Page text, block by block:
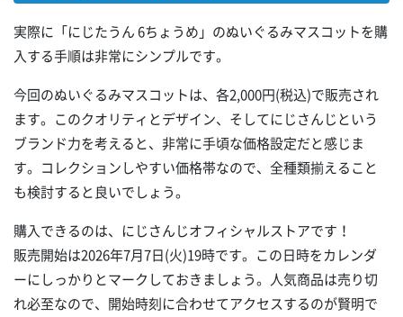
実際に「にじたうん 6ちょうめ」のぬいぐるみマスコットを購
入する手順は非常にシンプルです。
今回のぬいぐるみマスコットは、各2,000円(税込)で販売され
ます。このクオリティとデザイン、そしてにじさんじという
ブランド力を考えると、非常に手頃な価格設定だと感じま
す。コレクションしやすい価格帯なので、全種類揃えること
も検討すると良いでしょう。
購入できるのは、にじさんじオフィシャルストアです！
販売開始は2026年7月7日(火)19時です。この日時をカレンダ
ーにしっかりとマークしておきましょう。人気商品は売り切
れ必至なので、開始時刻に合わせてアクセスするのが賢明で